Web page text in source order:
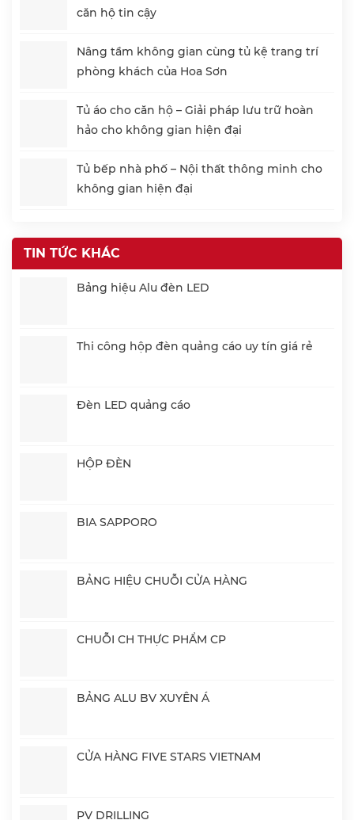
căn hộ tin cậy
Nâng tầm không gian cùng tủ kệ trang trí
phòng khách của Hoa Sơn
Tủ áo cho căn hộ – Giải pháp lưu trữ hoàn
hảo cho không gian hiện đại
Tủ bếp nhà phố – Nội thất thông minh cho
không gian hiện đại
TIN TỨC KHÁC
Bảng hiệu Alu đèn LED
Thi công hộp đèn quảng cáo uy tín giá rẻ
Đèn LED quảng cáo
HỘP ĐÈN
BIA SAPPORO
BẢNG HIỆU CHUỖI CỬA HÀNG
CHUỖI CH THỰC PHẨM CP
BẢNG ALU BV XUYÊN Á
CỬA HÀNG FIVE STARS VIETNAM
PV DRILLING